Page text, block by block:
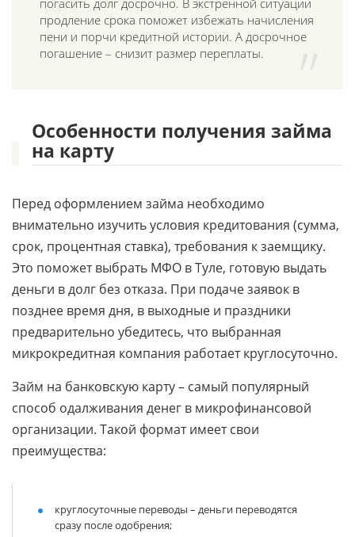
погасить долг досрочно. В экстренной ситуации
продление срока поможет избежать начисления
пени и порчи кредитной истории. А досрочное
погашение – снизит размер переплаты.
Особенности получения займа
на карту
Перед оформлением займа необходимо
внимательно изучить условия кредитования (сумма,
срок, процентная ставка), требования к заемщику.
Это поможет выбрать МФО в Туле, готовую выдать
деньги в долг без отказа. При подаче заявок в
позднее время дня, в выходные и праздники
предварительно убедитесь, что выбранная
микрокредитная компания работает круглосуточно.
Займ на банковскую карту – самый популярный
способ одалживания денег в микрофинансовой
организации. Такой формат имеет свои
преимущества:
круглосуточные переводы – деньги переводятся
сразу после одобрения;